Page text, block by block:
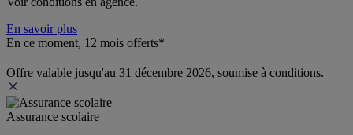
En savoir plus
En ce moment, 12 mois offerts*
Offre valable jusqu'au 31 décembre 2026, soumise à conditions.
Assurance scolaire